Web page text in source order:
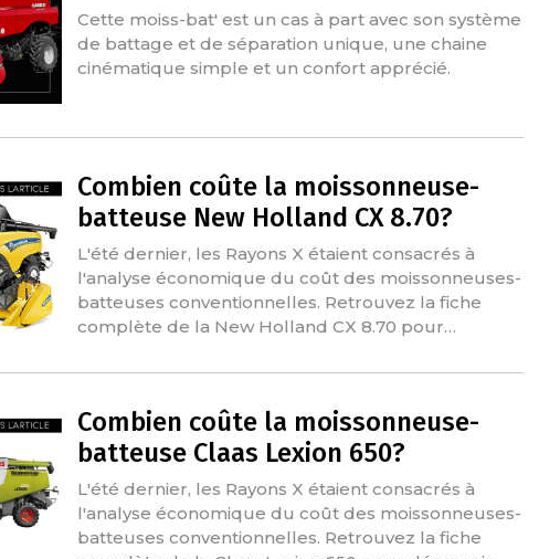
Cette moiss-bat' est un cas à part avec son système
de battage et de séparation unique, une chaine
cinématique simple et un confort apprécié.
Combien coûte la moissonneuse-
batteuse New Holland CX 8.70?
L'été dernier, les Rayons X étaient consacrés à
l'analyse économique du coût des moissonneuses-
batteuses conventionnelles. Retrouvez la fiche
complète de la New Holland CX 8.70 pour…
Combien coûte la moissonneuse-
batteuse Claas Lexion 650?
L'été dernier, les Rayons X étaient consacrés à
l'analyse économique du coût des moissonneuses-
batteuses conventionnelles. Retrouvez la fiche